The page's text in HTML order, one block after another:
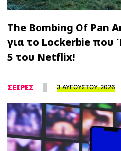
The Bombing Of Pan
για το Lockerbie που
5 του Netflix!
ΣΕΙΡΕΣ 3 ΑΥΓΟΥΣΤΟΥ, 2026